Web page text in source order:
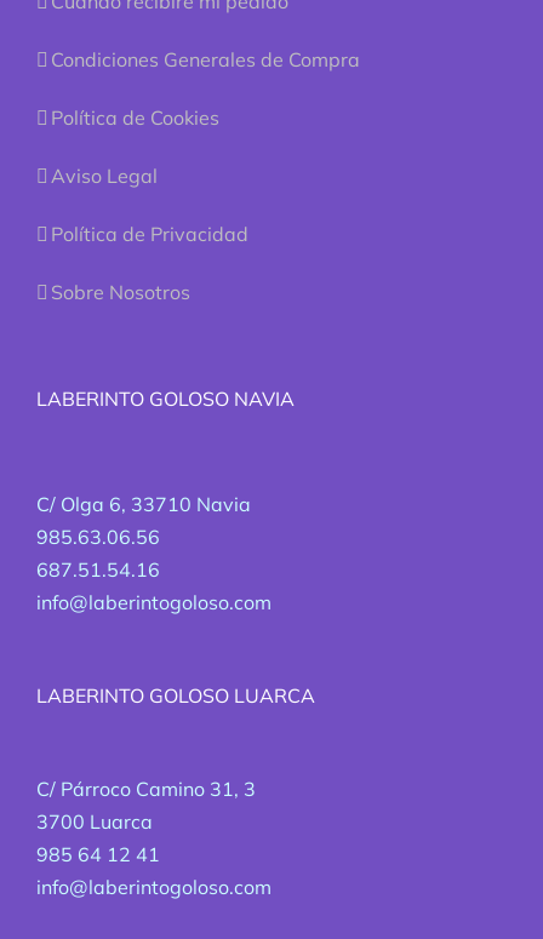
Condiciones Generales de Compra
Política de Cookies
Aviso Legal
Política de Privacidad
Sobre Nosotros
LABERINTO GOLOSO NAVIA
C/ Olga 6, 33710 Navia
985.63.06.56
687.51.54.16
info@laberintogoloso.com
LABERINTO GOLOSO LUARCA
C/ Párroco Camino 31, 3
3700 Luarca
985 64 12 41
info@laberintogoloso.com